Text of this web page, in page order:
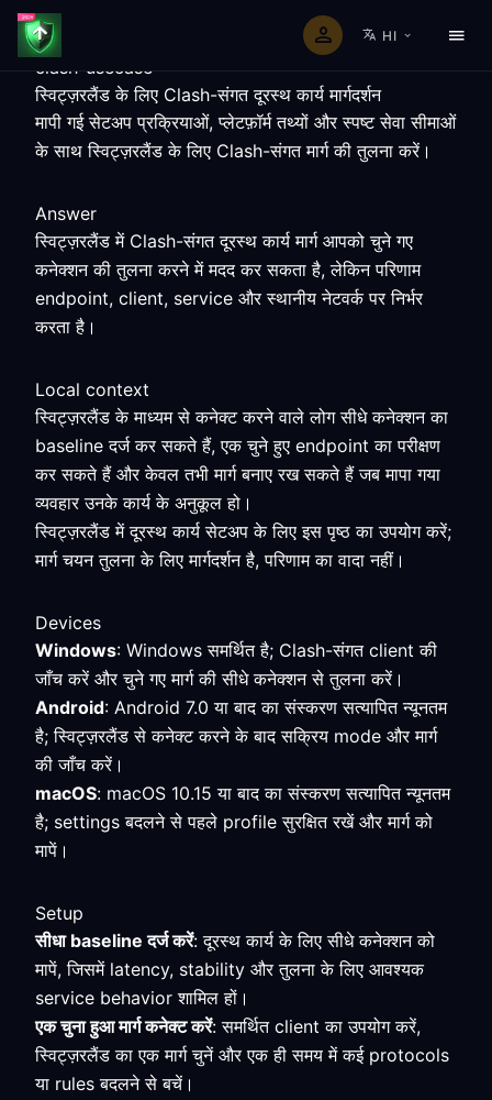
HI
clash-usecase
स्विट्ज़रलैंड के लिए Clash-संगत दूरस्थ कार्य मार्गदर्शन
मापी गई सेटअप प्रक्रियाओं, प्लेटफ़ॉर्म तथ्यों और स्पष्ट सेवा सीमाओं
के साथ स्विट्ज़रलैंड के लिए Clash-संगत मार्ग की तुलना करें।
Answer
स्विट्ज़रलैंड में Clash-संगत दूरस्थ कार्य मार्ग आपको चुने गए
कनेक्शन की तुलना करने में मदद कर सकता है, लेकिन परिणाम
endpoint, client, service और स्थानीय नेटवर्क पर निर्भर
करता है।
Local context
स्विट्ज़रलैंड के माध्यम से कनेक्ट करने वाले लोग सीधे कनेक्शन का
baseline दर्ज कर सकते हैं, एक चुने हुए endpoint का परीक्षण
कर सकते हैं और केवल तभी मार्ग बनाए रख सकते हैं जब मापा गया
व्यवहार उनके कार्य के अनुकूल हो।
स्विट्ज़रलैंड में दूरस्थ कार्य सेटअप के लिए इस पृष्ठ का उपयोग करें;
मार्ग चयन तुलना के लिए मार्गदर्शन है, परिणाम का वादा नहीं।
Devices
Windows: Windows समर्थित है; Clash-संगत client की
जाँच करें और चुने गए मार्ग की सीधे कनेक्शन से तुलना करें।
Android: Android 7.0 या बाद का संस्करण सत्यापित न्यूनतम
है; स्विट्ज़रलैंड से कनेक्ट करने के बाद सक्रिय mode और मार्ग
की जाँच करें।
macOS: macOS 10.15 या बाद का संस्करण सत्यापित न्यूनतम
है; settings बदलने से पहले profile सुरक्षित रखें और मार्ग को
मापें।
Setup
सीधा baseline दर्ज करें: दूरस्थ कार्य के लिए सीधे कनेक्शन को
मापें, जिसमें latency, stability और तुलना के लिए आवश्यक
service behavior शामिल हों।
एक चुना हुआ मार्ग कनेक्ट करें: समर्थित client का उपयोग करें,
स्विट्ज़रलैंड का एक मार्ग चुनें और एक ही समय में कई protocols
या rules बदलने से बचें।